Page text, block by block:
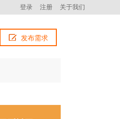
登录 注册 关于我们
发布需求